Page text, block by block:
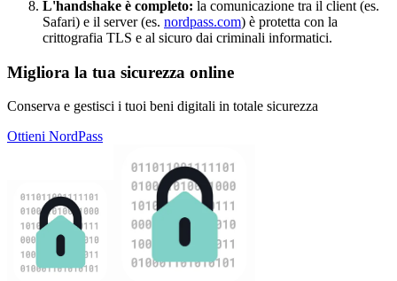
L'handshake è completo: la comunicazione tra il client (es.
Safari) e il server (es. nordpass.com) è protetta con la
crittografia TLS e al sicuro dai criminali informatici.
Migliora la tua sicurezza online
Conserva e gestisci i tuoi beni digitali in totale sicurezza
Ottieni NordPass